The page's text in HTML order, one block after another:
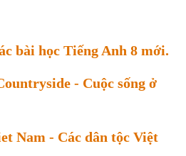
bài học Tiếng Anh 8 mới.
- Cuộc sống ở
Nam - Các dân tộc Việt